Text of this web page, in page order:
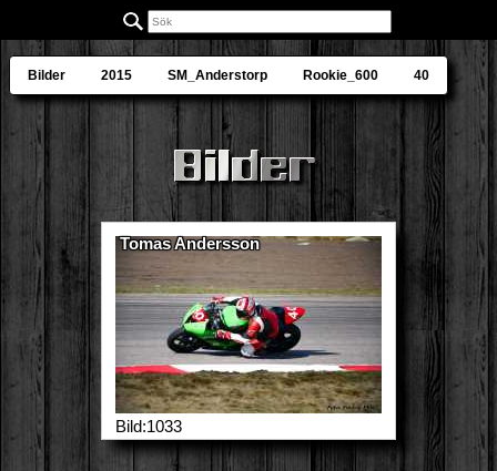
Bilder 2015 SM_Anderstorp Rookie_600 40
Tomas Andersson
Bild:1033